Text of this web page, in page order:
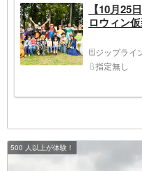
【10月25
ロウィン
ジップライ
指定無し
500 人以上が体験！